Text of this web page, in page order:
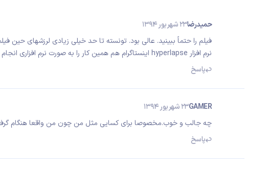
حمیدرضا23 شهریور 1394
فیلم را حتماً ببینید. عالی بود. تونسته تا حد خیلی زیادی لرزشهای حین
نرم افزار hyperlapse اینستاگرام هم همین کار را به صورت نرم افزاری انجام میده. البته فعلا فقط برای ios
پاسخ
GAMER23 شهریور 1394
چه جالب و خوب.مخصوصا برای کسایی مثل من چون من واقعا هنگام
پاسخ